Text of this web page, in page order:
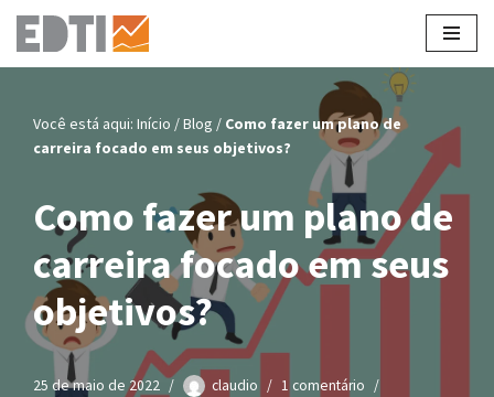
Pular
conteúdo
Você está aqui: Início /Blog / Como fazer um plano de
carreira focado em seus objetivos?
Como fazer um plano de
carreira focado em seus
objetivos?
25 de maio de 2022 claudio
1 comentário